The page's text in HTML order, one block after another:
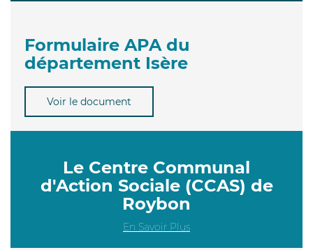
Formulaire APA du
département Isère
Voir le document
Le Centre Communal
d'Action Sociale (CCAS) de
Roybon
En Savoir Plus